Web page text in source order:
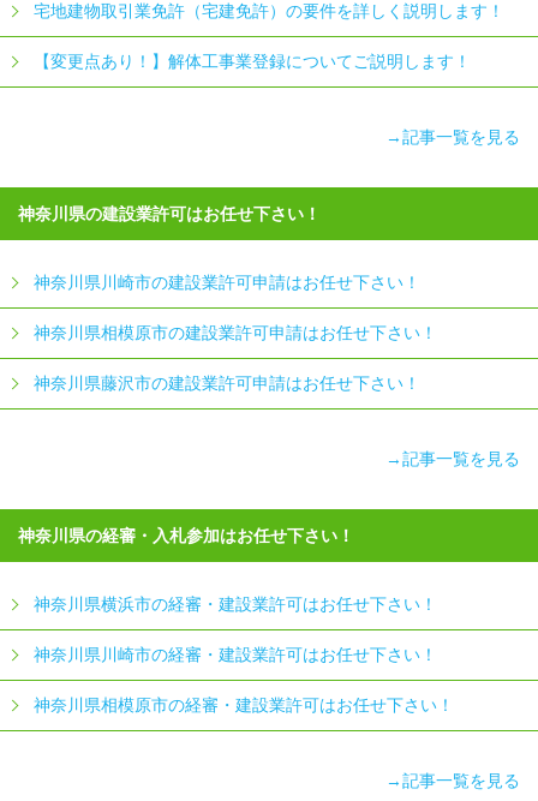
宅地建物取引業免許（宅建免許）の要件を詳しく説明します！
【変更点あり！】解体工事業登録についてご説明します！
→記事一覧を見る
神奈川県の建設業許可はお任せ下さい！
神奈川県川崎市の建設業許可申請はお任せ下さい！
神奈川県相模原市の建設業許可申請はお任せ下さい！
神奈川県藤沢市の建設業許可申請はお任せ下さい！
→記事一覧を見る
神奈川県の経審・入札参加はお任せ下さい！
神奈川県横浜市の経審・建設業許可はお任せ下さい！
神奈川県川崎市の経審・建設業許可はお任せ下さい！
神奈川県相模原市の経審・建設業許可はお任せ下さい！
→記事一覧を見る